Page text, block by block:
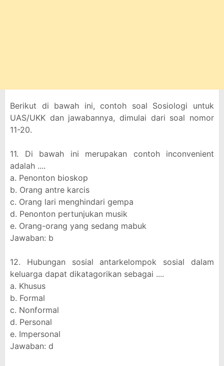
Berikut di bawah ini, contoh soal Sosiologi untuk
UAS/UKK dan jawabannya, dimulai dari soal nomor
11-20.
11. Di bawah ini merupakan contoh inconvenient
adalah ....
a. Penonton bioskop
b. Orang antre karcis
c. Orang lari menghindari gempa
d. Penonton pertunjukan musik
e. Orang-orang yang sedang mabuk
Jawaban: b
12. Hubungan sosial antarkelompok sosial dalam
keluarga dapat dikatagorikan sebagai ....
a. Khusus
b. Formal
c. Nonformal
d. Personal
e. Impersonal
Jawaban: d